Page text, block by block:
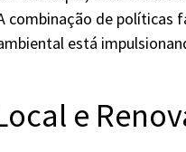
de políticas
está
e